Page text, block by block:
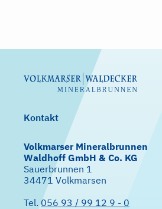
Kontakt
Volkmarser Mineralbrunnen
Waldhoff GmbH & Co. KG
Sauerbrunnen 1
34471 Volkmarsen
Tel.056 93 / 99 12 9 - 0